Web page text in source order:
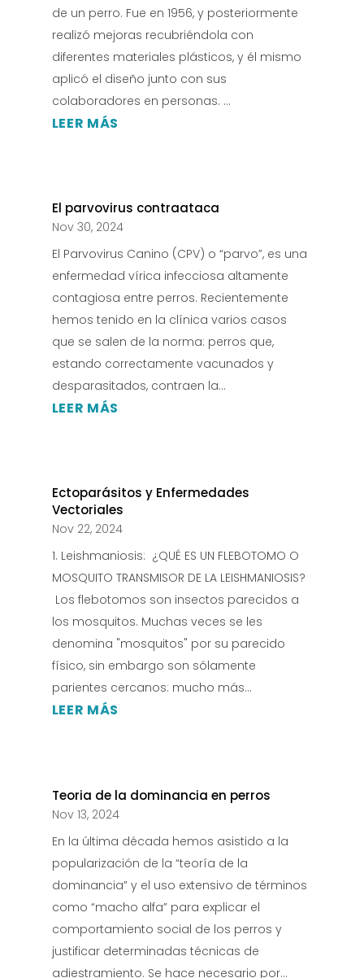
de un perro. Fue en 1956, y posteriormente
realizó mejoras recubriéndola con
diferentes materiales plásticos, y él mismo
aplicó el diseño junto con sus
colaboradores en personas. ...
LEER MÁS
El parvovirus contraataca
Nov 30, 2024
El Parvovirus Canino (CPV) o “parvo”, es una
enfermedad vírica infecciosa altamente
contagiosa entre perros. Recientemente
hemos tenido en la clínica varios casos
que se salen de la norma: perros que,
estando correctamente vacunados y
desparasitados, contraen la...
LEER MÁS
Ectoparásitos y Enfermedades
Vectoriales
Nov 22, 2024
​1. Leishmaniosis: ¿QUÉ ES UN FLEBOTOMO O
MOSQUITO TRANSMISOR DE LA LEISHMANIOSIS?
Los flebotomos son insectos parecidos a
los mosquitos. Muchas veces se les
denomina "mosquitos" por su parecido
físico, sin embargo son sólamente
parientes cercanos: mucho más...
LEER MÁS
Teoria de la dominancia en perros
Nov 13, 2024
En la última década hemos asistido a la
popularización de la “teoría de la
dominancia” y el uso extensivo de términos
como “macho alfa” para explicar el
comportamiento social de los perros y
justificar determinadas técnicas de
adiestramiento. Se hace necesario por...